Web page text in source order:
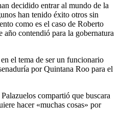
decidido entrar al mundo de la
han tenido éxito otros sin
como es el caso de Roberto
año contendió para la gobernatura
el tema de ser un funcionario
por Quintana Roo para el
compartió que buscara
hacer «muchas cosas» por